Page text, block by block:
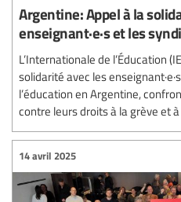
Argentine: Appel à la
enseignant·e·s et les
L’Internationale de l’Éducation
solidarité avec les
l’éducation en Argentine,
contre leurs droits à la grève et
14 avril 2025